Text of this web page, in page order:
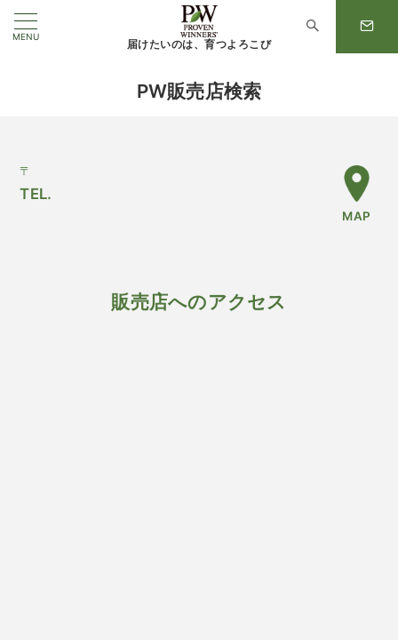
MENU
届けたいのは、育つよろこび
PW販売店検索
〒
TEL.
MAP
販売店へのアクセス